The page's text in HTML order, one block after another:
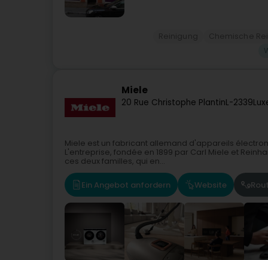
Miele
20 Rue Christophe PlantinL-2339
Miele est un fabricant allemand d'appareils
L'entreprise, fondée en 1899 par Carl Miele et
ces deux familles, qui en...
Ein Angebot anfordern Website